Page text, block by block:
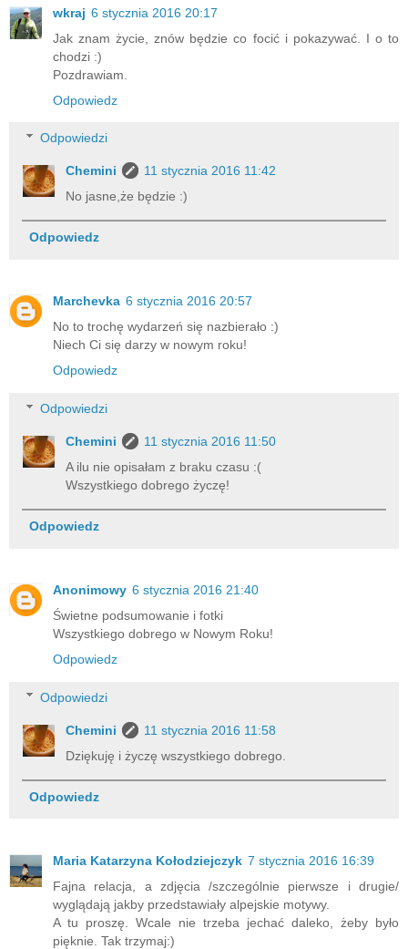
wkraj 6 stycznia 2016 20:17
Jak znam życie, znów będzie co focić i pokazywać. I o to
chodzi :)
Pozdrawiam.
Odpowiedz
Odpowiedzi
Chemini
11 stycznia 2016 11:42
No jasne,że będzie :)
Odpowiedz
Marchevka 6 stycznia 2016 20:57
No to trochę wydarzeń się nazbierało :)
Niech Ci się darzy w nowym roku!
Odpowiedz
Odpowiedzi
Chemini
11 stycznia 2016 11:50
A ilu nie opisałam z braku czasu :(
Wszystkiego dobrego życzę!
Odpowiedz
Anonimowy 6 stycznia 2016 21:40
Świetne podsumowanie i fotki
Wszystkiego dobrego w Nowym Roku!
Odpowiedz
Odpowiedzi
Chemini
11 stycznia 2016 11:58
Dziękuję i życzę wszystkiego dobrego.
Odpowiedz
Maria Katarzyna Kołodziejczyk 7 stycznia 2016 16:39
Fajna relacja, a zdjęcia /szczególnie pierwsze i drugie/
wyglądają jakby przedstawiały alpejskie motywy.
A tu proszę. Wcale nie trzeba jechać daleko, żeby było
pięknie. Tak trzymaj:)